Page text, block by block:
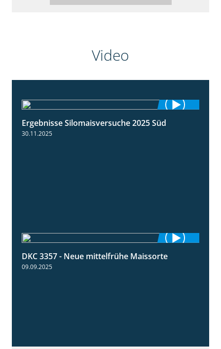
Video
Ergebnisse Silomaisversuche 2025 Süd
30.11.2025
DKC 3357 - Neue mittelfrühe Maissorte
09.09.2025